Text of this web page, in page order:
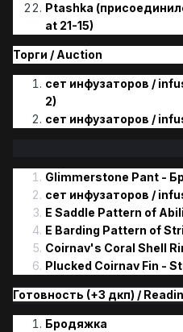
Ptashka
at 21-15)
Торги / Аuction
сет инфузаторов /
2)
сет инфузаторов /
Glimmerstone Pant -
сет инфузаторов /
E Saddle Pattern of
E Barding Pattern of
Coirnav's Coral Shell
Plucked Coirnav Fin -
Готовность (+3 дкп) /
Бродяжка